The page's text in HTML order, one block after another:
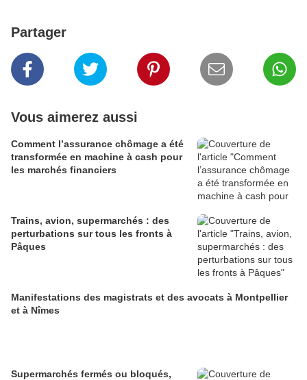
Partager
Vous aimerez aussi
Comment l’assurance chômage a été
transformée en machine à cash pour
les marchés financiers
Trains, avion, supermarchés : des
perturbations sur tous les fronts à
Pâques
Manifestations des magistrats et des avocats à Montpellier
et à Nîmes
Supermarchés fermés ou bloqués,